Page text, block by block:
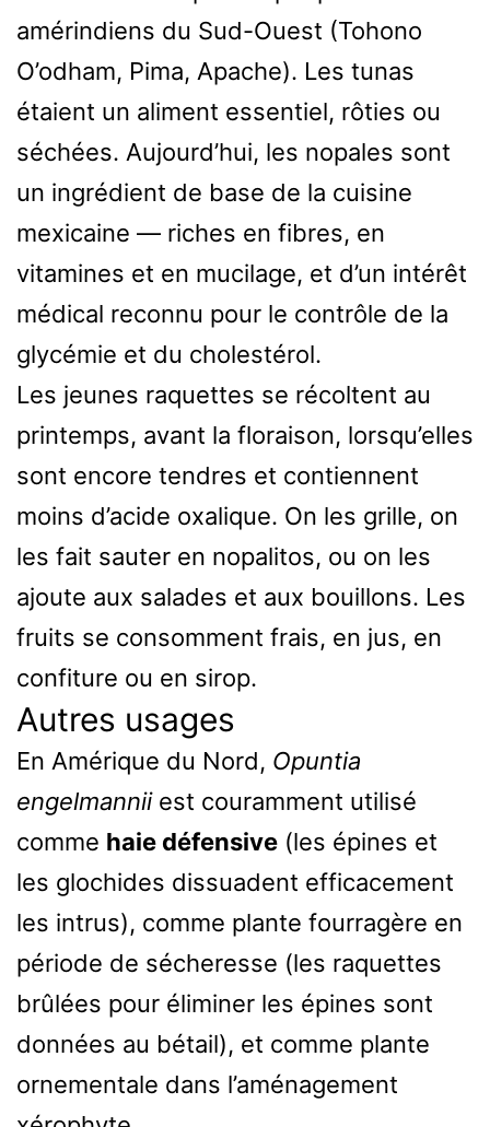
amérindiens du Sud-Ouest (Tohono
O’odham, Pima, Apache). Les tunas
étaient un aliment essentiel, rôties ou
séchées. Aujourd’hui, les nopales sont
un ingrédient de base de la cuisine
mexicaine — riches en fibres, en
vitamines et en mucilage, et d’un intérêt
médical reconnu pour le contrôle de la
glycémie et du cholestérol.
Les jeunes raquettes se récoltent au
printemps, avant la floraison, lorsqu’elles
sont encore tendres et contiennent
moins d’acide oxalique. On les grille, on
les fait sauter en nopalitos, ou on les
ajoute aux salades et aux bouillons. Les
fruits se consomment frais, en jus, en
confiture ou en sirop.
Autres usages
En Amérique du Nord, Opuntia
engelmanniiest couramment utilisé
comme haie défensive (les épines et
les glochides dissuadent efficacement
les intrus), comme plante fourragère en
période de sécheresse (les raquettes
brûlées pour éliminer les épines sont
données au bétail), et comme plante
ornementale dans l’aménagement